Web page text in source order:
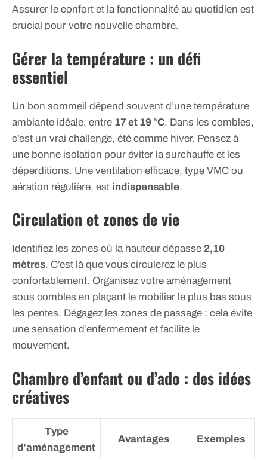
Assurer le confort et la fonctionnalité au quotidien est
crucial pour votre nouvelle chambre.
Gérer la température : un défi
essentiel
Un bon sommeil dépend souvent d’une température
ambiante idéale, entre 17 et 19 °C. Dans les combles,
c’est un vrai challenge, été comme hiver. Pensez à
une bonne isolation pour éviter la surchauffe et les
déperditions. Une ventilation efficace, type VMC ou
aération régulière, est indispensable.
Circulation et zones de vie
Identifiez les zones où la hauteur dépasse 2,10
mètres. C’est là que vous circulerez le plus
confortablement. Organisez votre aménagement
sous combles en plaçant le mobilier le plus bas sous
les pentes. Dégagez les zones de passage : cela évite
une sensation d’enfermement et facilite le
mouvement.
Chambre d’enfant ou d’ado : des idées
créatives
Type
d’aménagement
Avantages Exemples